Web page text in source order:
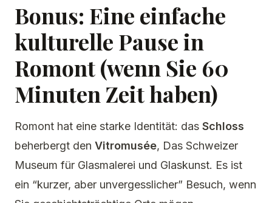
Bonus: Eine einfache
kulturelle Pause in
Romont (wenn Sie 60
Minuten Zeit haben)
Romont hat eine starke Identität: das Schloss
beherbergt den Vitromusée, Das Schweizer
Museum für Glasmalerei und Glaskunst. Es ist
ein “kurzer, aber unvergesslicher” Besuch, wenn